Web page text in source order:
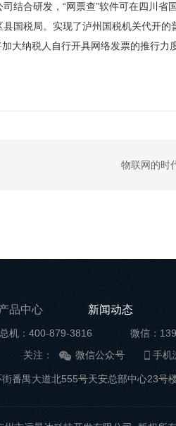
合研发，“网票查”软件可在四川省
国税局。实现了泸州国税机关代开
大纳税人自行开具网络发票的推行
物联网的时
品中心 新闻动态
总机：400-879-3816
微信：
关注：
微信公众号 手机
番禺大道北555号天安总部中心23号